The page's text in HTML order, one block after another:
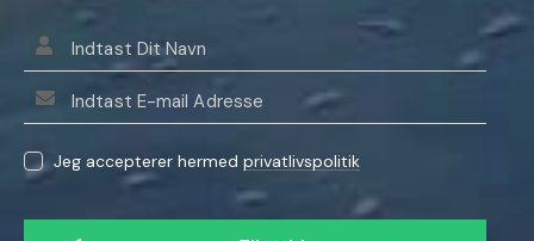
Jeg accepterer hermedprivatlivspolitik
L